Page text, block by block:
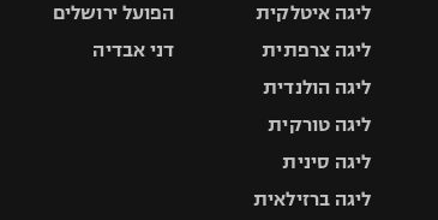
ליגה איטלקית
ליגה צרפתית
ליגה הולנדית
ליגה טורקית
ליגה סינית
ליגה ברזילאית
הפועל ירושלים
דני אבדיה